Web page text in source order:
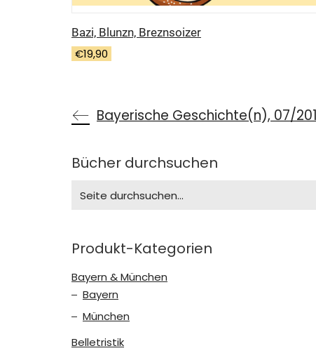
Bazi, Blunzn, Breznsoizer
€19,90
Bayerische Geschichte(n), 07/
Bücher durchsuchen
for:
Produkt-Kategorien
Bayern & München
Bayern
München
Belletristik